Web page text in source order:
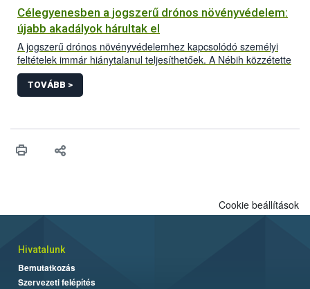
Célegyenesben a jogszerű drónos növényvédelem:
újabb akadályok hárultak el
A jogszerű drónos növényvédelemhez kapcsolódó személyi
feltételek immár hiánytalanul teljesíthetőek. A Nébih közzétette
honlapján a növényvédelmi drónpilóták jegyzékét. Az
alábbiakban a drónos növényvédelemmel kapcsolatos aktuális
helyzetkép és a legfontosabb tudnivalók olvashatóak.
TOVÁBB >
Cookie beállítások
Hivatalunk
Bemutatkozás
Szervezeti felépítés